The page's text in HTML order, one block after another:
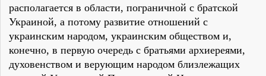
располагается в области, пограничной с братской
Украиной, а потому развитие отношений с
украинским народом, украинским обществом и,
конечно, в первую очередь с братьями архиереями,
духовенством и верующим народом близлежащих